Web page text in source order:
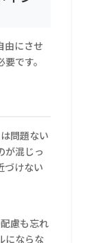
由にさせ
です。
問題ない
が混じっ
づけない
慮も忘れ
にならな